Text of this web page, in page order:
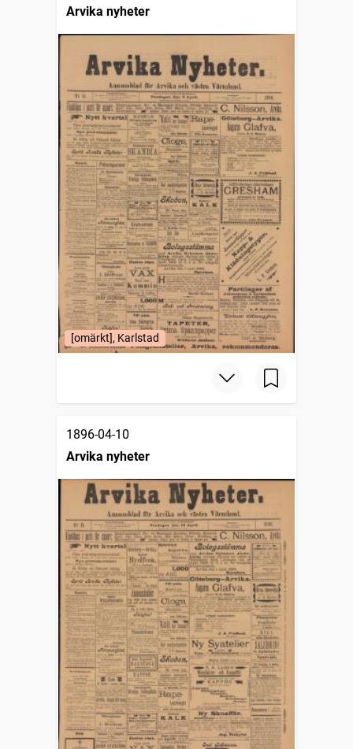
Arvika nyheter
[omärkt], Karlstad
1896-04-10
Arvika nyheter